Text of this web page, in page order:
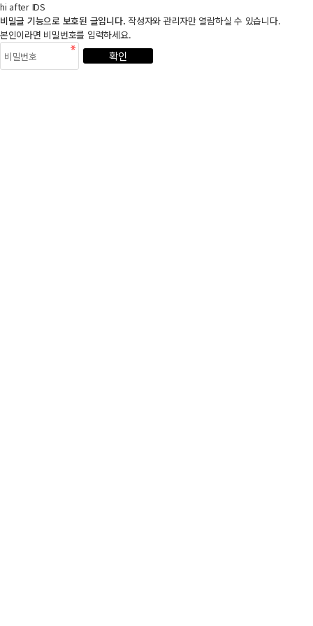
hi after IDS
비밀글 기능으로 보호된 글입니다. 작성자와 관리자만 열람하실 수 있습니다.
본인이라면 비밀번호를 입력하세요.